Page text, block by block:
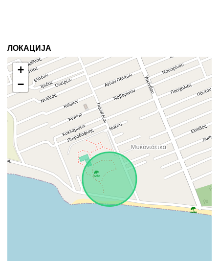
ЛОКАЦИЈА
+
−